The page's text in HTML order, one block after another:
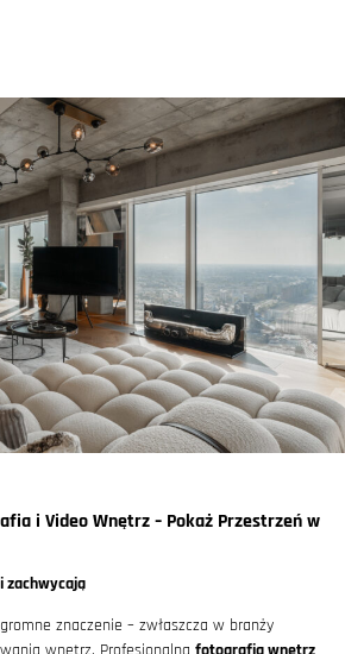
i Video Wnętrz – Pokaż Przestrzeń w
zachwycają
znaczenie – zwłaszcza w branży